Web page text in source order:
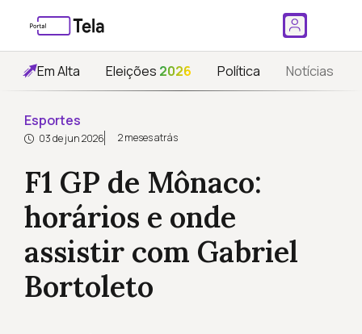
Em Alta Eleições 2026 Política Notícias
Esportes
03 de jun 2026 2 meses atrás
F1 GP de Mônaco:
horários e onde
assistir com Gabriel
Bortoleto